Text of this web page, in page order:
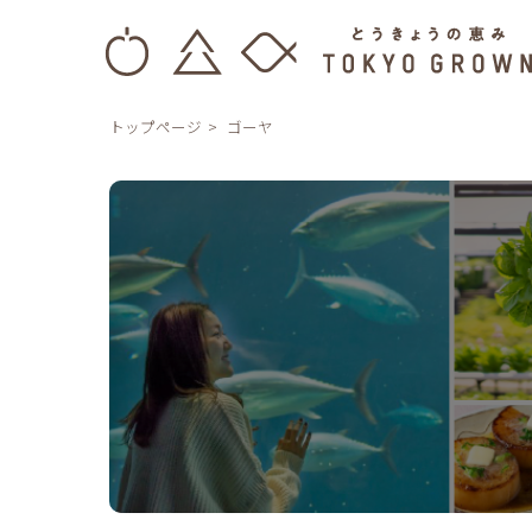
トップページ ゴーヤ